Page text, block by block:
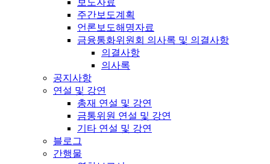
보도자료
주간보도계획
언론보도해명자료
금융통화위원회 의사록 및 의결사항
의결사항
의사록
공지사항
연설 및 강연
총재 연설 및 강연
금통위원 연설 및 강연
기타 연설 및 강연
블로그
간행물